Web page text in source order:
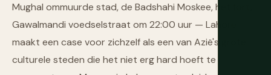
Mughal ommuurde stad, de Badshahi Moskee, het fort,
Gawalmandi voedselstraat om 22:00 uur — Lahore
maakt een case voor zichzelf als een van Azië's grote
culturele steden die het niet erg hard hoeft te